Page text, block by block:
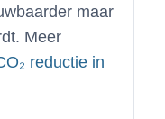
maar
Meer
reductie in